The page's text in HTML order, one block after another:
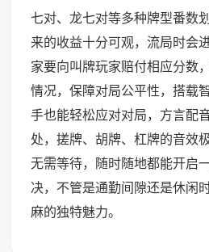
七对、龙七对等多种牌型番数
来的收益十分可观，流局时会
家要向叫牌玩家赔付相应分数
情况，保障对局公平性，搭载
手也能轻松应对对局，方言配
处，搓牌、胡牌、杠牌的音效
无需等待，随时随地都能开启
决，不管是通勤间隙还是休闲
麻的独特魅力。